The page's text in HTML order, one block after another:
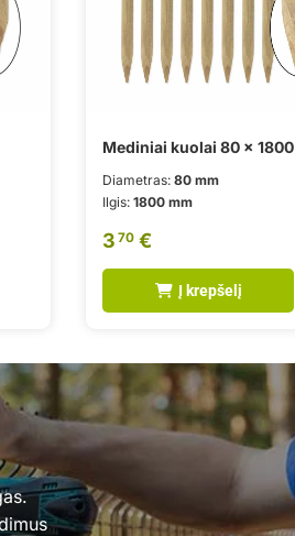
Mediniai kuolai 80 x 1800
Diametras: 80 mm
Ilgis: 1800 mm
3 70 €
Į krepšelį